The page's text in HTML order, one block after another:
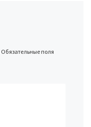
Обязательные поля